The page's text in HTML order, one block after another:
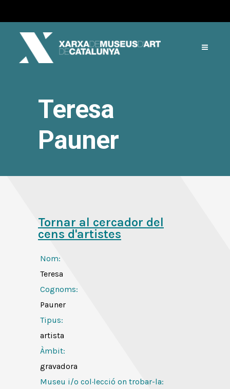
Teresa
Pauner
Tornar al cercador del
cens d'artistes
Nom:
Teresa
Cognoms:
Pauner
Tipus:
artista
Àmbit:
gravadora
Museu i/o col·lecció on trobar-la: